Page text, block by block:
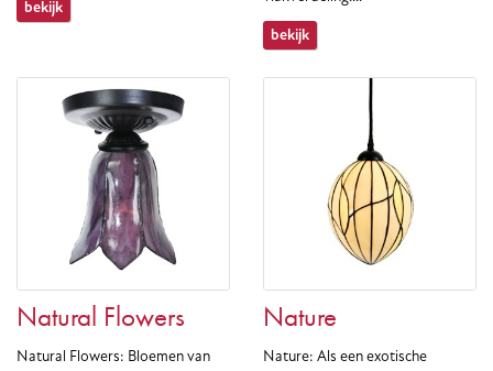
bekijk
bekijk
Natural Flowers
Natural Flowers: Bloemen van
Nature
Nature: Als een exotische